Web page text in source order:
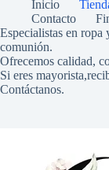
Inicio
Contacto
Especialistas en ropa
comunión.
Ofrecemos calidad,
Si eres
Contáctanos.